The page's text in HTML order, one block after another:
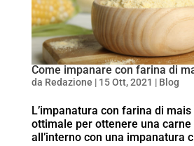
Come impanare con farina di
da Redazione | 15 Ott, 2021 | Blog
L’impanatura con farina di
ottimale per ottenere una carne
all’interno con una impanatura